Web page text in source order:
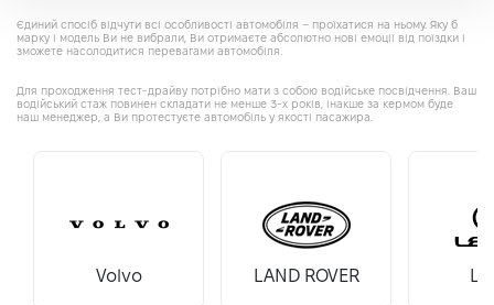
Єдиний спосіб відчути всі особливості автомобіля – проїхатися на ньому. Яку б
марку і модель Ви не вибрали, Ви отримаєте абсолютно нові емоції від поїздки і
зможете насолодитися перевагами автомобіля.
Для проходження тест-драйву потрібно мати з собою водійське посвідчення. Ваш
водійський стаж повинен складати не менше 3-х років, інакше за кермом буде
наш менеджер, а Ви протестуєте автомобіль у якості пасажира.
Volvo LAND ROVER
Політика якості
VIDI Кар'єра